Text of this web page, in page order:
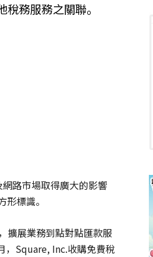
務服務之關聯。
路市場取得廣大的影響
標識。
擴展業務到點對點匯款服
，Square, Inc.收購免費稅